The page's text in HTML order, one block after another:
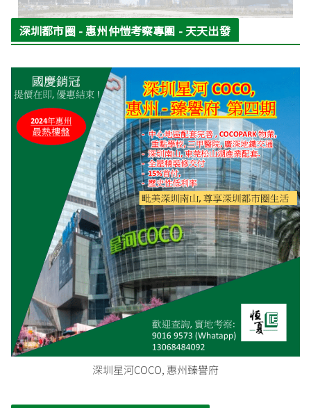
深圳都市圈 - 惠州仲愷考察專團 - 天天出發
深圳星河COCO, 惠州臻譽府